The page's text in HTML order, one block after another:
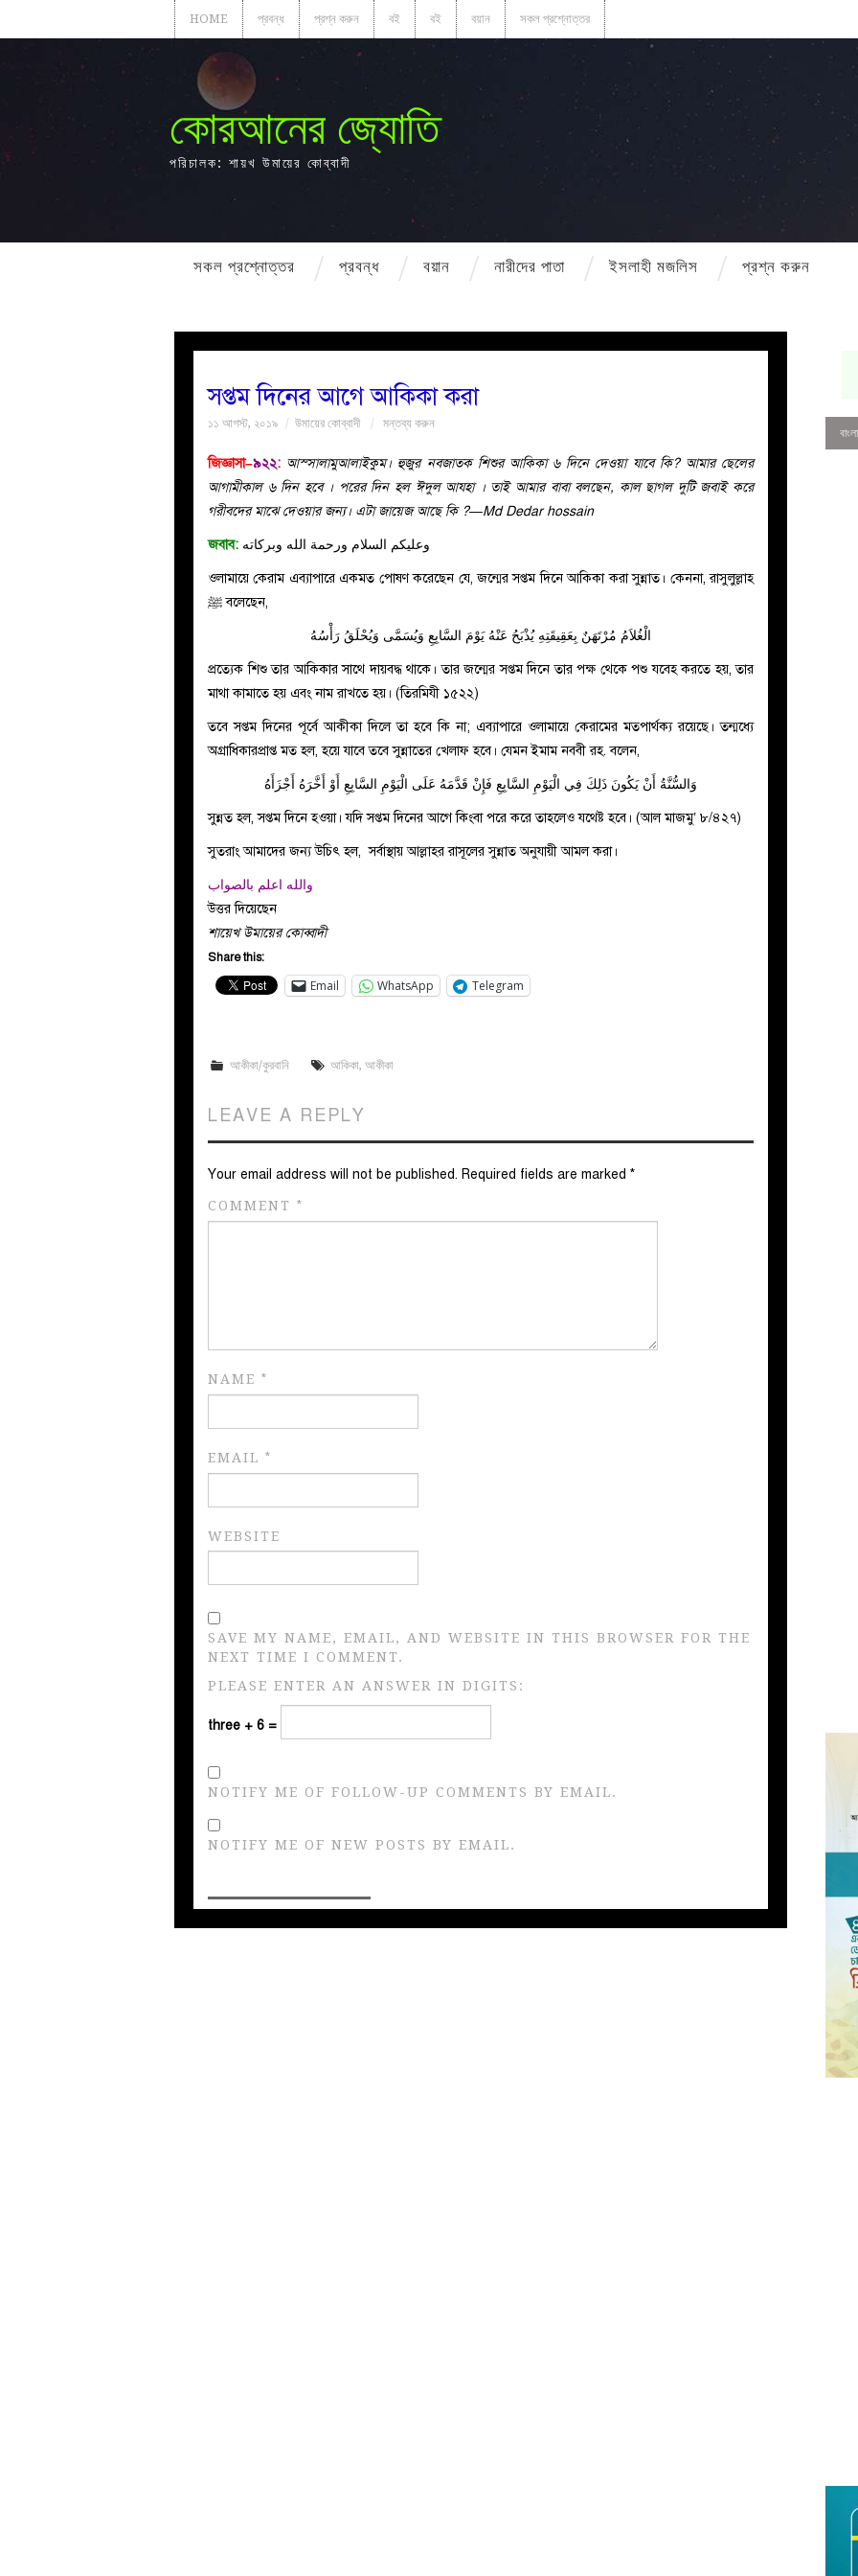
HOME প্রবন্ধ প্রশ্ন করুন বই বই বয়ান সকল প্রশ্নোত্তর
কোরআনের জ্যোতি
পরিচালক: শায়খ উমায়ের কোব্বাদী
সকল প্রশ্নোত্তর প্রবন্ধ বয়ান নারীদের পাতা ইসলাহী মজলিস প্রশ্ন করুন
সপ্তম দিনের আগে আকিকা করা
১১ আগস্ট, ২০১৯ উমায়ের কোব্বাদী মন্তব্য করুন
জিজ্ঞাসা–৯২২: আস্সালামুআলাইকুম। হুজুর নবজাতক শিশুর আকিকা ৬ দিনে দেওয়া যাবে কি? আমার ছেলের
আগামীকাল ৬ দিন হবে । পরের দিন হল ঈদুল আযহা । তাই আমার বাবা বলছেন, কাল ছাগল দুটি জবাই করে
গরীবদের মাঝে দেওয়ার জন্য। এটা জায়েজ আছে কি ?—Md Dedar hossain
জবাব: وعليكم السلام ورحمة الله وبركاته
ওলামায়ে কেরাম এব্যাপারে একমত পোষণ করেছেন যে, জন্মের সপ্তম দিনে আকিকা করা সুন্নাত। কেননা, রাসুলুল্লাহ
ﷺবলেছেন,
الْغُلاَمُ مُرْتَهَنٌ بِعَقِيقَتِهِ يُذْبَحُ عَنْهُ يَوْمَ السَّابِعِ وَيُسَمَّى وَيُحْلَقُ رَأْسُهُ
প্রত্যেক শিশু তার আকিকার সাথে দায়বদ্ধ থাকে। তার জন্মের সপ্তম দিনে তার পক্ষ থেকে পশু যবেহ করতে হয়, তার
মাথা কামাতে হয় এবং নাম রাখতে হয়। (তিরমিযী ১৫২২)
তবে সপ্তম দিনের পূর্বে আকীকা দিলে তা হবে কি না; এব্যাপারে ওলামায়ে কেরামের মতপার্থক্য রয়েছে। তন্মধ্যে
অগ্রাধিকারপ্রাপ্ত মত হল, হয়ে যাবে তবে সুন্নাতের খেলাফ হবে। যেমন ইমাম নববী রহ. বলেন,
وَالسُّنَّةُ أَنْ يَكُونَ ذَلِكَ فِي الْيَوْمِ السَّابِعِ فَإِنْ قَدَّمَهُ عَلَى الْيَوْمِ السَّابِعِ أَوْ أَخَّرَهُ أَجْزَأَهُ
সুন্নত হল, সপ্তম দিনে হওয়া। যদি সপ্তম দিনের আগে কিংবা পরে করে তাহলেও যথেষ্ট হবে। (আল মাজমু’ ৮/৪২৭)
সুতরাং আমাদের জন্য উচিৎ হল, সর্বাস্থায় আল্লাহর রাসূলের সুন্নাত অনুযায়ী আমল করা।
والله اعلم بالصواب
উত্তর দিয়েছেন
শায়েখ উমায়ের কোব্বাদী
Share this:
Email WhatsApp Telegram
আকীকা/কুরবানি আকিকা,আকীকা
LEAVE A REPLY
Your email address will not be published. Required fields are marked *
COMMENT *
NAME *
EMAIL *
WEBSITE
SAVE MY NAME, EMAIL, AND WEBSITE IN THIS BROWSER FOR THE
NEXT TIME I COMMENT.
PLEASE ENTER AN ANSWER IN DIGITS:
three + 6 =
NOTIFY ME OF FOLLOW-UP COMMENTS BY EMAIL.
NOTIFY ME OF NEW POSTS BY EMAIL.